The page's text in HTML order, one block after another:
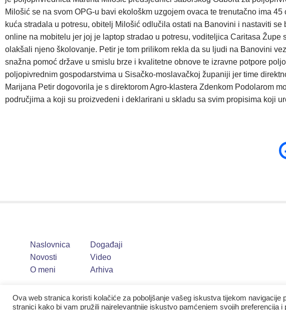
Milošić se na svom OPG-u bavi ekološkm uzgojem ovaca te trenutačno ima
kuća stradala u potresu, obitelj Milošić odlučila ostati na Banovini i nastaviti
online na mobitelu jer joj je laptop stradao u potresu, voditeljica Caritasa
olakšali njeno školovanje. Petir je tom prilikom rekla da su ljudi na Banovini
snažna pomoć države u smislu brze i kvalitetne obnove te izravne potpore
poljopivrednim gospodarstvima u Sisačko-moslavačkoj županiji jer time
Marijana Petir dogovorila je s direktorom Agro-klastera Zdenkom Podolarom
područjima a koji su proizvedeni i deklarirani u skladu sa svim propisima koji
Naslovnica
Novosti
O meni
Događaji
Video
Arhiva
Ova web stranica koristi kolačiće za poboljšanje vašeg iskustva tijekom
stranici kako bi vam pružili najrelevantnije iskustvo pamćenjem svojih preferencija i